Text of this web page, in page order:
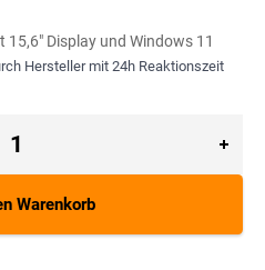
Display und Windows 11
Hersteller mit 24h Reaktionszeit
Warenkorb